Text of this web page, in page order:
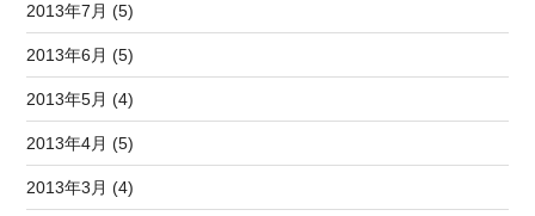
2013年7月 (5)
2013年6月 (5)
2013年5月 (4)
2013年4月 (5)
2013年3月 (4)